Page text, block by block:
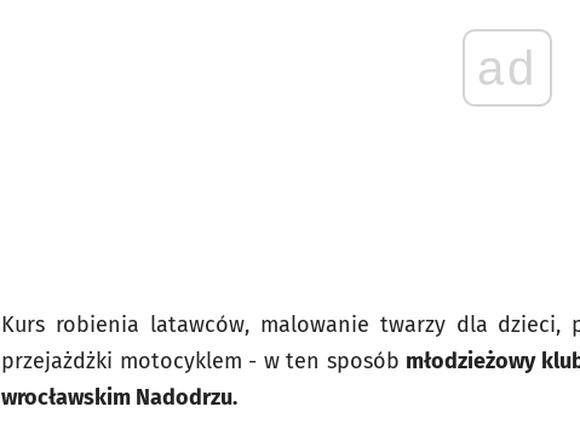
ad
Kurs robienia latawców, malowanie twarzy dla dzieci,
przejażdżki motocyklem - w ten sposób młodzieżowy
wrocławskim Nadodrzu.